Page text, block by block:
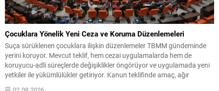
Çocuklara Yönelik Yeni Ceza ve Koruma Düzenlemeleri
Suça sürüklenen çocuklara ilişkin düzenlemeler TBMM gündeminde
yerini koruyor. Mevcut teklif, hem cezai uygulamalarda hem de
koruyucu-adli süreçlerde değişiklikler öngörüyor ve uygulamada yeni
yetkiler ile yükümlülükler getiriyor. Kanun teklifinde amaç, ağır